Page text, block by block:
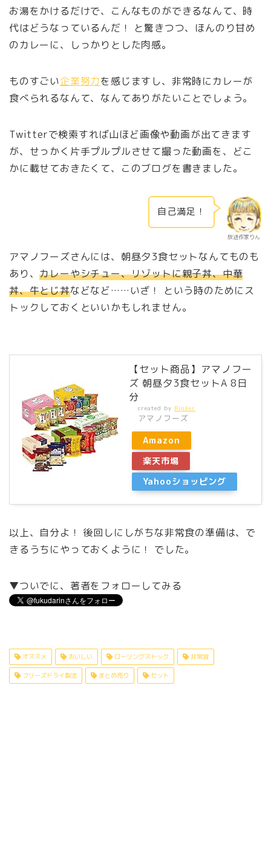
お湯をかけるだけで、こんなものができるなんて、時
代はどうなっているんだ！ と驚きつつ、ほんのり甘め
のカレーに、しっかりとした肉感。
ものすごい企業努力を感じますし、非常時にカレーが
食べられるなんて、なんてありがたいことでしょう。
Twitterで検索すれば山ほど画像や動画が出てきます
が、せっかく片手プルプルさせて撮った動画を、どこ
かに載せておきたくて、このブログを書きました。
放送作家りん
自己満足！
アマノフーズさんには、朝昼夕3食セットなんてものも
あり、カレーやシチュー、リゾットに親子丼、中華
丼、牛とじ丼などなど……いざ！ という時のためにス
トックしておくといいかもしれません。
【セット商品】アマノフー
ズ 朝昼夕3食セットA 8日
分
created by Rinker
アマノフーズ
Amazon
楽天市場
Yahooショッピング
以上、自分よ！ 後回しにしがちな非常食の準備は、で
きるうちにやっておくように！ でした。
▼ついでに、著者をフォローしてみる
オススメ おいしい ローリングストック 非常食
フリーズドライ製法 まとめ売り セット